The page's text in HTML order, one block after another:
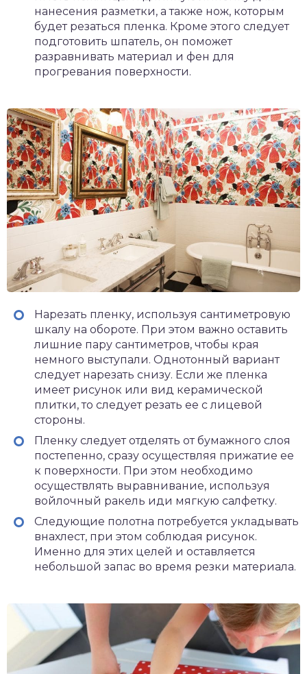
нанесения разметки, а также нож, которым
будет резаться пленка. Кроме этого следует
подготовить шпатель, он поможет
разравнивать материал и фен для
прогревания поверхности.
Нарезать пленку, используя сантиметровую
шкалу на обороте. При этом важно оставить
лишние пару сантиметров, чтобы края
немного выступали. Однотонный вариант
следует нарезать снизу. Если же пленка
имеет рисунок или вид керамической
плитки, то следует резать ее с лицевой
стороны.
Пленку следует отделять от бумажного слоя
постепенно, сразу осуществляя прижатие ее
к поверхности. При этом необходимо
осуществлять выравнивание, используя
войлочный ракель иди мягкую салфетку.
Следующие полотна потребуется укладывать
внахлест, при этом соблюдая рисунок.
Именно для этих целей и оставляется
небольшой запас во время резки материала.